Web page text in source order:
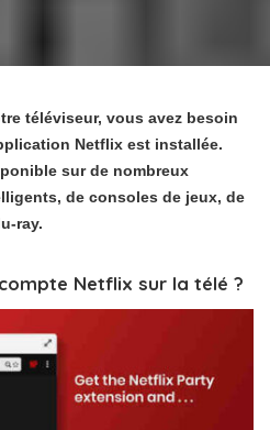
téléviseur, vous avez besoin
Netflix est installée.
sur de nombreux
de consoles de jeux, de
ray.
Netflix sur la télé ?